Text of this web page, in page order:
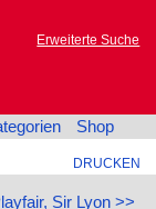
Erweiterte Suche
Shop
DRUCKEN
Sir Lyon >>